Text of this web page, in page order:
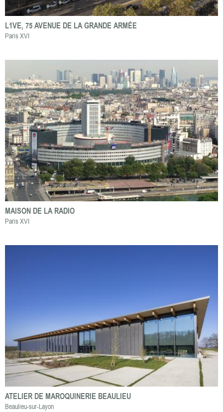
L1VE, 75 AVENUE DE LA GRANDE ARMÉE
Paris XVI
MAISON DE LA RADIO
Paris XVI
ATELIER DE MAROQUINERIE BEAULIEU
Beaulieu-sur-Layon